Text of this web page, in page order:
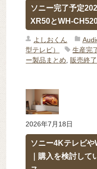
ソニー完了予定
XR50とWH-
よしおくん
型テレビ）
生産完
ー製品まとめ
販売終了
2026年7月18日
ソニー4Kテレビ
｜購入を検討し